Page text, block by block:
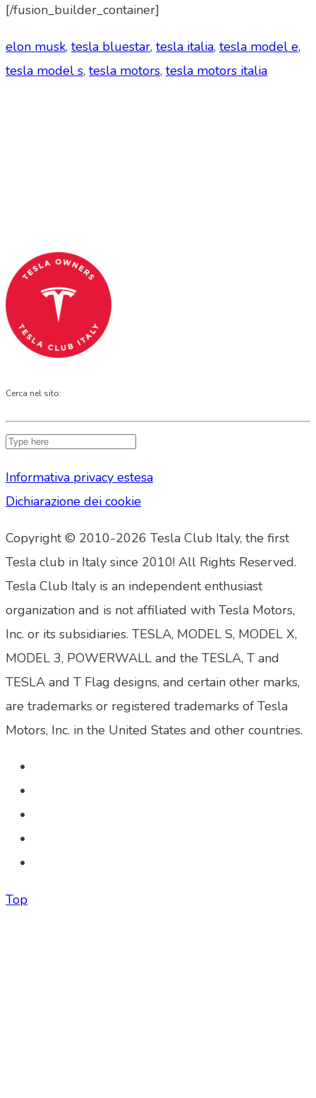
[/fusion_builder_container]
elon musk, tesla bluestar, tesla italia, tesla model e,
tesla model s, tesla motors, tesla motors italia
Cerca nel sito:
Informativa privacy estesa
Dichiarazione dei cookie
Copyright © 2010-2026 Tesla Club Italy, the first
Tesla club in Italy since 2010! All Rights Reserved.
Tesla Club Italy is an independent enthusiast
organization and is not affiliated with Tesla Motors,
Inc. or its subsidiaries. TESLA, MODEL S, MODEL X,
MODEL 3, POWERWALL and the TESLA, T and
TESLA and T Flag designs, and certain other marks,
are trademarks or registered trademarks of Tesla
Motors, Inc. in the United States and other countries.
Top